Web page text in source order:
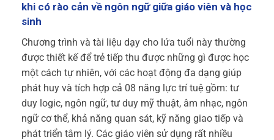
khi có rào cản về ngôn ngữ giữa giáo viên và học
sinh
Chương trình và tài liệu dạy cho lứa tuổi này thường
được thiết kế để trẻ tiếp thu được những gì được học
một cách tự nhiên, với các hoạt động đa dạng giúp
phát huy và tích hợp cả 08 năng lực trí tuệ gồm: tư
duy logic, ngôn ngữ, tư duy mỹ thuật, âm nhạc, ngôn
ngữ cơ thể, khả năng quan sát, kỹ năng giao tiếp và
phát triển tâm lý. Các giáo viên sử dụng rất nhiều